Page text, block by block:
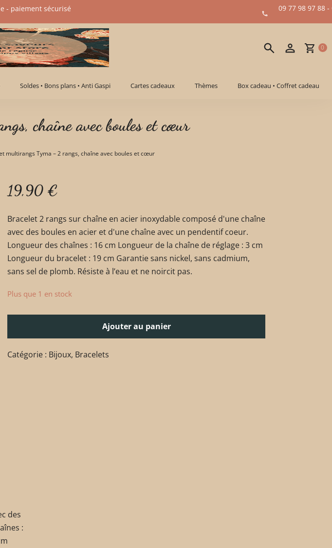
09 77 98 97 88 -
- paiement sécurisé​
0
Soldes • Bons plans • Anti Gaspi Cartes cadeaux Thèmes Box cadeau • Coffret cadeau
chaîne avec boules et cœur
multirangs Tyma – 2 rangs, chaîne avec boules et cœur
19,90 €
Bracelet 2 rangs sur chaîne en acier inoxydable composé d'une chaîne
avec des boules en acier et d'une chaîne avec un pendentif coeur.
Longueur des chaînes : 16 cm Longueur de la chaîne de réglage : 3 cm
Longueur du bracelet : 19 cm Garantie sans nickel, sans cadmium,
sans sel de plomb. Résiste à l’eau et ne noircit pas.
Plus que 1 en stock
Ajouter au panier
Catégorie : Bijoux, Bracelets
des
: